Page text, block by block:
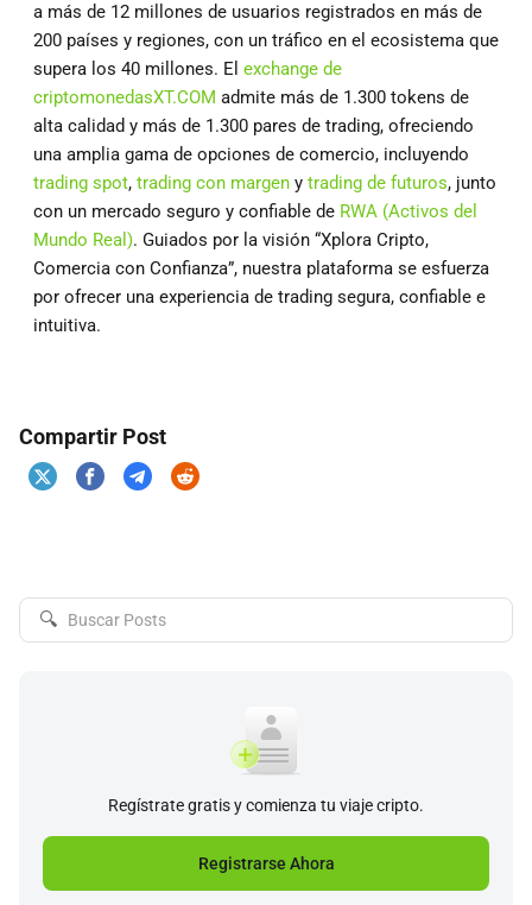
a más de 12 millones de usuarios registrados en más de
200 países y regiones, con un tráfico en el ecosistema que
supera los 40 millones. El exchange de
criptomonedasXT.COM admite más de 1.300 tokens de
alta calidad y más de 1.300 pares de trading, ofreciendo
una amplia gama de opciones de comercio, incluyendo
trading spot, trading con margen y trading de futuros, junto
con un mercado seguro y confiable de RWA (Activos del
Mundo Real). Guiados por la visión “Xplora Cripto,
Comercia con Confianza”, nuestra plataforma se esfuerza
por ofrecer una experiencia de trading segura, confiable e
intuitiva.
Compartir Post
🔍
Regístrate gratis y comienza tu viaje cripto.
Registrarse Ahora